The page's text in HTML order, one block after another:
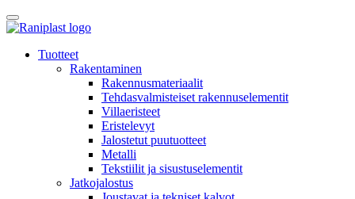
Skip
to
Tuotteet
Rakentaminen
Rakennusmateriaalit
Tehdasvalmisteiset rakennuselementit
Villaeristeet
Eristelevyt
Jalostetut puutuotteet
Metalli
Tekstiilit ja sisustuselementit
Jatkojalostus